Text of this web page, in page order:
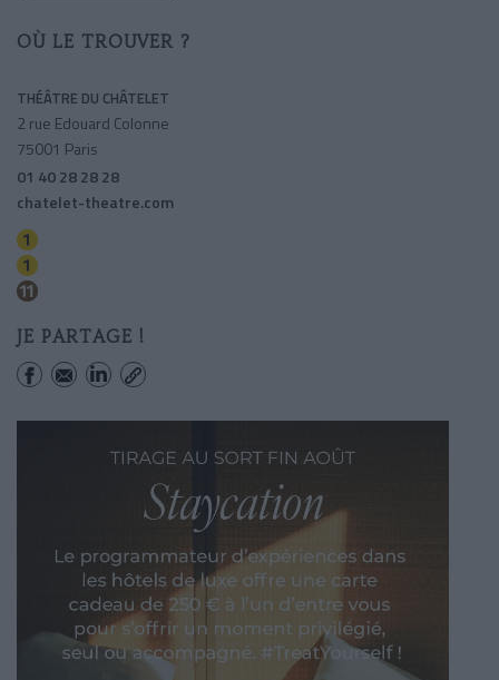
OÙ LE TROUVER ?
THÉÂTRE DU CHÂTELET
2 rue Edouard Colonne
75001 Paris
01 40 28 28 28
chatelet-theatre.com
JE PARTAGE !